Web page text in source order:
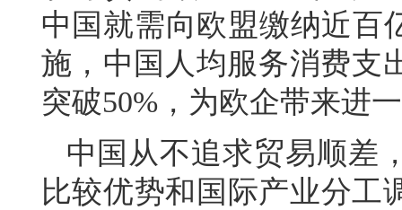
中国就需向欧盟缴纳近百
施，中国人均服务消费支
突破50%，为欧企带来进
中国从不追求贸易顺差
比较优势和国际产业分工